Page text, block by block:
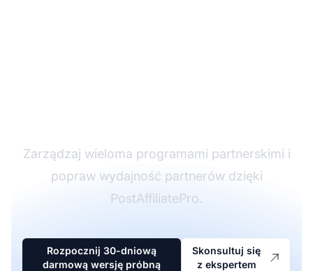
Zarządzaj wieloma programami partnerskimi i
popraw wydajność partnerów dzięki
PostAffiliatePro.
Rozpocznij 30-dniową
darmową wersję próbną
Skonsultuj się
z ekspertem